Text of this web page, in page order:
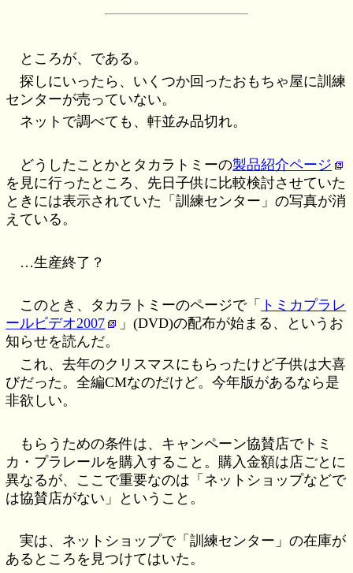
ところが、である。
探しにいったら、いくつか回ったおもちゃ屋に訓練
センターが売っていない。
ネットで調べても、軒並み品切れ。
どうしたことかとタカラトミーの製品紹介ページ
を見に行ったところ、先日子供に比較検討させていた
ときには表示されていた「訓練センター」の写真が消
えている。
…生産終了？
このとき、タカラトミーのページで「
トミカプラレ
ールビデオ2007
」(DVD)の配布が始まる、というお
知らせを読んだ。
これ、去年のクリスマスにもらったけど子供は大喜
びだった。全編CMなのだけど。今年版があるなら是
非欲しい。
もらうための条件は、キャンペーン協賛店でトミ
カ・プラレールを購入すること。購入金額は店ごとに
異なるが、ここで重要なのは「ネットショップなどで
は協賛店がない」ということ。
実は、ネットショップで「訓練センター」の在庫が
あるところを見つけてはいた。